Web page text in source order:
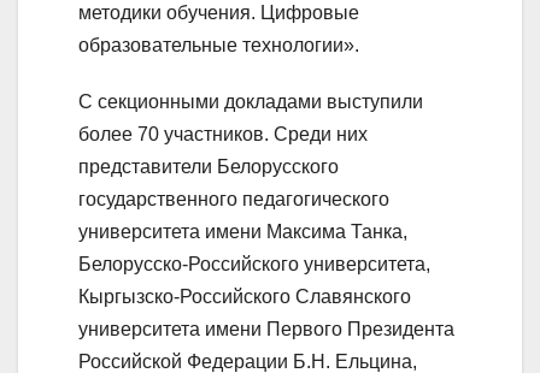
методики обучения. Цифровые
образовательные технологии».
С секционными докладами выступили
более 70 участников. Среди них
представители Белорусского
государственного педагогического
университета имени Максима Танка,
Белорусско-Российского университета,
Кыргызско-Российского Славянского
университета имени Первого Президента
Российской Федерации Б.Н. Ельцина,